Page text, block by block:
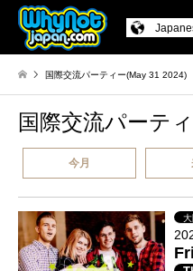
国際交流パーティー(May 31 2024)
国際交流パーテ
今月